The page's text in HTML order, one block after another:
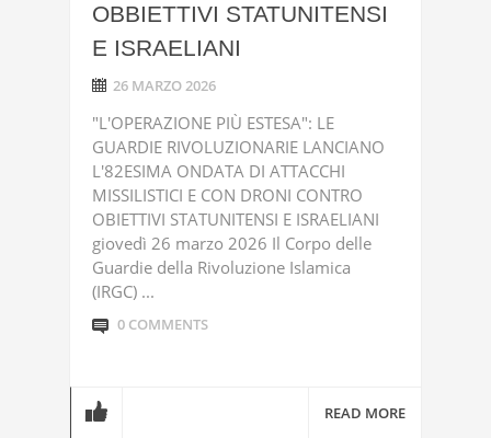
OBBIETTIVI STATUNITENSI
E ISRAELIANI
26 MARZO 2026
"L'OPERAZIONE PIÙ ESTESA": LE
GUARDIE RIVOLUZIONARIE LANCIANO
L'82ESIMA ONDATA DI ATTACCHI
MISSILISTICI E CON DRONI CONTRO
OBIETTIVI STATUNITENSI E ISRAELIANI
giovedì 26 marzo 2026 Il Corpo delle
Guardie della Rivoluzione Islamica
(IRGC) ...
0 COMMENTS
READ MORE